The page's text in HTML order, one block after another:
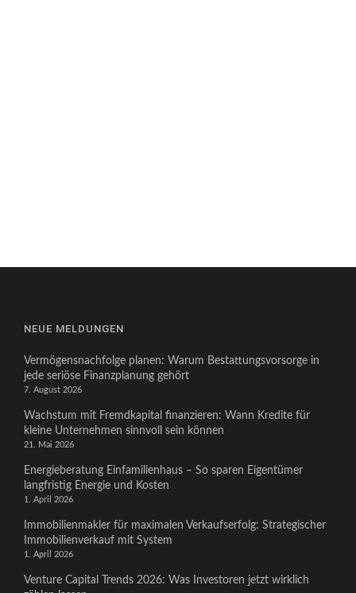
NEUE MELDUNGEN
Vermögensnachfolge planen: Warum Bestattungsvorsorge in
jede seriöse Finanzplanung gehört
7. August 2026
Wachstum mit Fremdkapital finanzieren: Wann Kredite für
kleine Unternehmen sinnvoll sein können
21. Mai 2026
Energieberatung Einfamilienhaus – So sparen Eigentümer
langfristig Energie und Kosten
1. April 2026
Immobilienmakler für maximalen Verkaufserfolg: Strategischer
Immobilienverkauf mit System
1. April 2026
Venture Capital Trends 2026: Was Investoren jetzt wirklich